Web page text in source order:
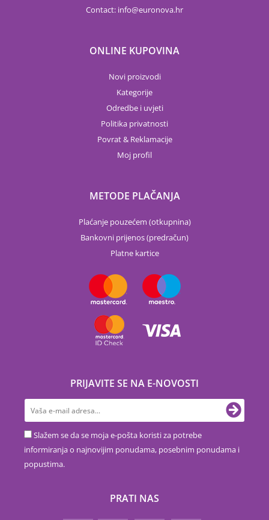
Contact: info euronova.hr
ONLINE KUPOVINA
Novi proizvodi
Kategorije
Odredbe i uvjeti
Politika privatnosti
Povrat & Reklamacije
Moj profil
METODE PLAČANJA
Plaćanje pouzećem (otkupnina)
Bankovni prijenos (predračun)
Platne kartice
PRIJAVITE SE NA E-NOVOSTI
Slažem se da se moja e-pošta koristi za potrebe
informiranja o najnovijim ponudama, posebnim ponudama i
popustima.
PRATI NAS